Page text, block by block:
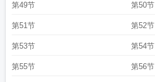
第49节 第50节
第51节 第52节
第53节 第54节
第55节 第56节